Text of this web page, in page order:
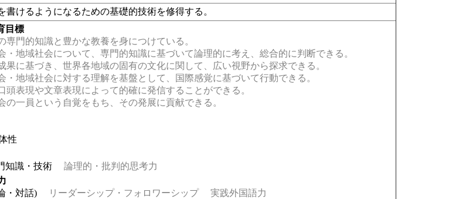
書けるようになるための基礎的技術を修得する。
目標
門的知識と豊かな教養を身につけている。
地域社会について、専門的知識に基づいて論理的に考え、総合的に判断できる。
に基づき、世界各地域の固有の文化に関して、広い視野から探求できる。
地域社会に対する理解を基盤として、国際感覚に基づいて行動できる。
表現や文章表現によって的確に発信することができる。
一員という自覚をもち、その発展に貢献できる。
性
知識・技術
論理的・批判的思考力
・対話)
リーダーシップ・フォロワーシップ
実践外国語力